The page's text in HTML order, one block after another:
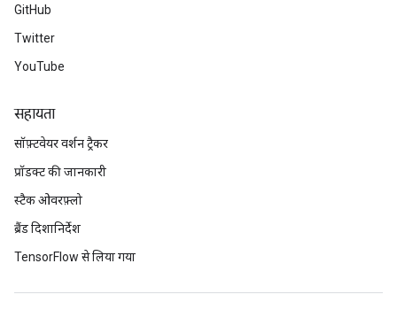
GitHub
Twitter
YouTube
सहायता
सॉफ़्टवेयर वर्शन ट्रैकर
प्रॉडक्ट की जानकारी
स्टैक ओवरफ़्लो
ब्रैंड दिशानिर्देश
TensorFlow से लिया गया